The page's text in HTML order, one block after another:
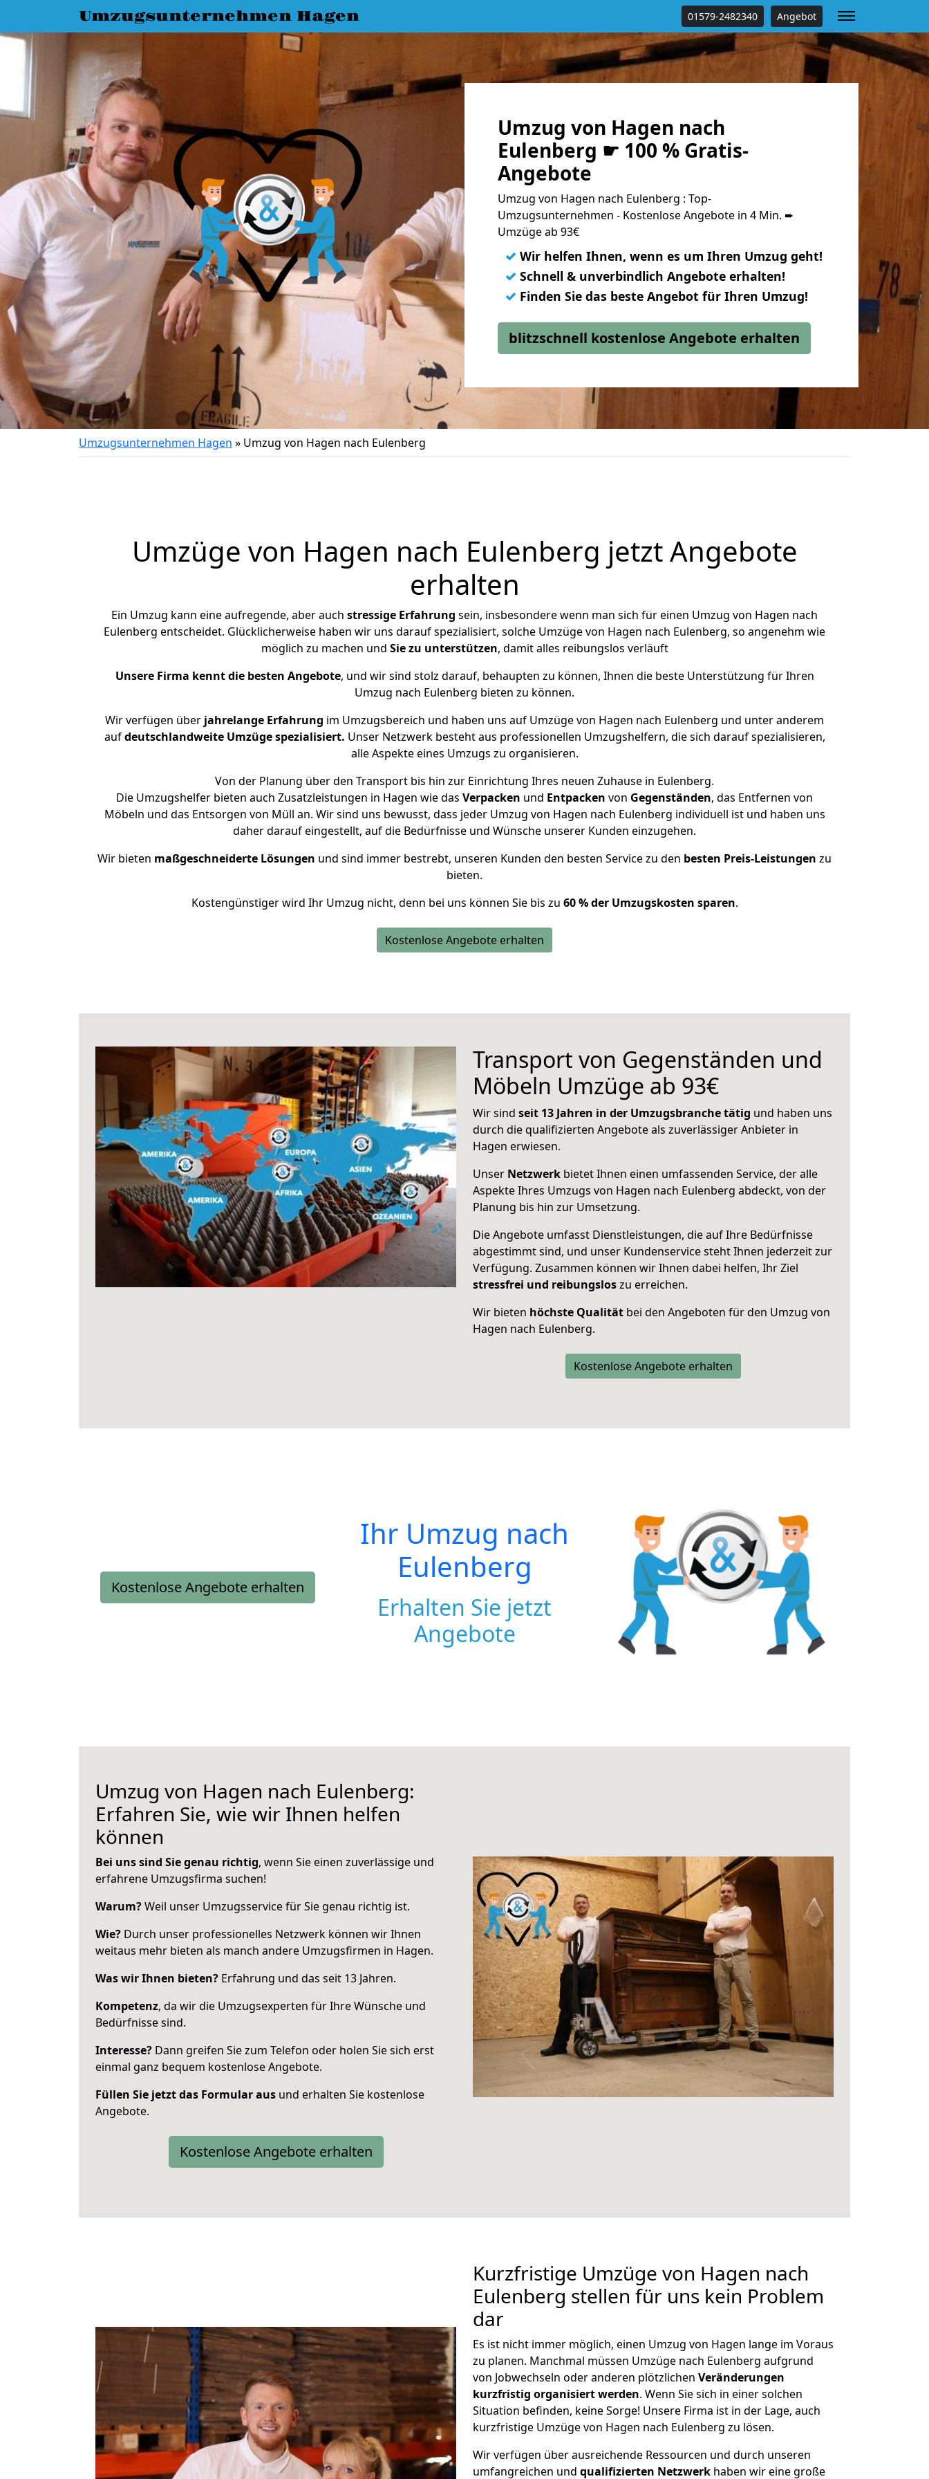
Umzugsunternehmen Hagen 01579-2482340 Angebot
Umzug von Hagen nach
Eulenberg ☛ 100 % Gratis-
Angebote
Umzug von Hagen nach Eulenberg : Top-
Umzugsunternehmen - Kostenlose Angebote in 4 Min. ➨
Umzüge ab 93€
✓ Wir helfen Ihnen, wenn es um Ihren Umzug geht!
✓ Schnell & unverbindlich Angebote erhalten!
✓ Finden Sie das beste Angebot für Ihren Umzug!
blitzschnell kostenlose Angebote erhalten
Umzugsunternehmen Hagen » Umzug von Hagen nach Eulenberg
Umzüge von Hagen nach Eulenberg jetzt Angebote
erhalten
Ein Umzug kann eine aufregende, aber auch stressige Erfahrung sein, insbesondere wenn man sich für einen Umzug von Hagen nach
Eulenberg entscheidet. Glücklicherweise haben wir uns darauf spezialisiert, solche Umzüge von Hagen nach Eulenberg, so angenehm wie
möglich zu machen und Sie zu unterstützen, damit alles reibungslos verläuft
Unsere Firma kennt die besten Angebote, und wir sind stolz darauf, behaupten zu können, Ihnen die beste Unterstützung für Ihren
Umzug nach Eulenberg bieten zu können.
Wir verfügen über jahrelange Erfahrung im Umzugsbereich und haben uns auf Umzüge von Hagen nach Eulenberg und unter anderem
aufdeutschlandweite Umzüge spezialisiert. Unser Netzwerk besteht aus professionellen Umzugshelfern, die sich darauf spezialisieren,
alle Aspekte eines Umzugs zu organisieren.
Von der Planung über den Transport bis hin zur Einrichtung Ihres neuen Zuhause in Eulenberg.
Die Umzugshelfer bieten auch Zusatzleistungen in Hagen wie das Verpacken und Entpacken von Gegenständen, das Entfernen von
Möbeln und das Entsorgen von Müll an. Wir sind uns bewusst, dass jeder Umzug von Hagen nach Eulenberg individuell ist und haben uns
daher darauf eingestellt, auf die Bedürfnisse und Wünsche unserer Kunden einzugehen.
Wir bieten maßgeschneiderte Lösungen und sind immer bestrebt, unseren Kunden den besten Service zu den besten Preis-Leistungen zu
bieten.
Kostengünstiger wird Ihr Umzug nicht, denn bei uns können Sie bis zu 60 % der Umzugskosten sparen.
Kostenlose Angebote erhalten
Transport von Gegenständen und
Möbeln Umzüge ab 93€
Wir sind seit 13 Jahren in der Umzugsbranche tätig und haben uns
durch die qualifizierten Angebote als zuverlässiger Anbieter in
Hagen erwiesen.
Unser Netzwerk bietet Ihnen einen umfassenden Service, der alle
Aspekte Ihres Umzugs von Hagen nach Eulenberg abdeckt, von der
Planung bis hin zur Umsetzung.
Die Angebote umfasst Dienstleistungen, die auf Ihre Bedürfnisse
abgestimmt sind, und unser Kundenservice steht Ihnen jederzeit zur
Verfügung. Zusammen können wir Ihnen dabei helfen, Ihr Ziel
stressfrei und reibungsloszu erreichen.
Wir bieten höchste Qualität bei den Angeboten für den Umzug von
Hagen nach Eulenberg.
Kostenlose Angebote erhalten
Kostenlose Angebote erhalten
Ihr Umzug nach
Eulenberg
Erhalten Sie jetzt
Angebote
Umzug von Hagen nach Eulenberg:
Erfahren Sie, wie wir Ihnen helfen
können
Bei uns sind Sie genau richtig, wenn Sie einen zuverlässige und
erfahrene Umzugsfirma suchen!
Warum?Weil unser Umzugsservice für Sie genau richtig ist.
Wie? Durch unser professionelles Netzwerk können wir Ihnen
weitaus mehr bieten als manch andere Umzugsfirmen in Hagen.
Was wir Ihnen bieten? Erfahrung und das seit 13 Jahren.
Kompetenz, da wir die Umzugsexperten für Ihre Wünsche und
Bedürfnisse sind.
Interesse? Dann greifen Sie zum Telefon oder holen Sie sich erst
einmal ganz bequem kostenlose Angebote.
Füllen Sie jetzt das Formular aus und erhalten Sie kostenlose
Angebote.
Kostenlose Angebote erhalten
Kurzfristige Umzüge von Hagen nach
Eulenberg stellen für uns kein Problem
dar
Es ist nicht immer möglich, einen Umzug von Hagen lange im Voraus
zu planen. Manchmal müssen Umzüge nach Eulenberg aufgrund
von Jobwechseln oder anderen plötzlichen Veränderungen
kurzfristig organisiert werden. Wenn Sie sich in einer solchen
Situation befinden, keine Sorge! Unsere Firma ist in der Lage, auch
kurzfristige Umzüge von Hagen nach Eulenberg zu lösen.
Wir verfügen über ausreichende Ressourcen und durch unseren
umfangreichen und qualifizierten Netzwerk haben wir eine große